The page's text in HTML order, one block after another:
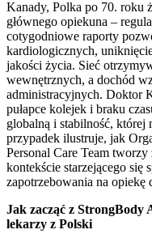
Kanady, Polka po 70. roku
głównego opiekuna –
cotygodniowe raporty
kardiologicznych,
jakości życia. Sieć
wewnętrznych, a dochód
administracyjnych. Doktor
pułapce kolejek i braku
globalną i stabilność, której
przypadek ilustruje, jak
Personal Care Team
kontekście starzejącego się
zapotrzebowania na opiekę
Jak zacząć z StrongBody
lekarzy z Polski